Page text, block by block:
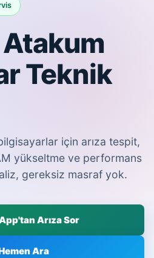
Teknik
için arıza tespit,
yükseltme ve performans
gereksiz masraf yok.
Arıza Sor
Ara